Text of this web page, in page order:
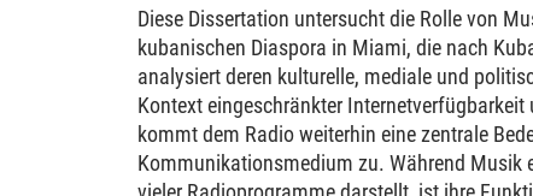
Diese Dissertation untersucht die Rolle von
kubanischen Diaspora in Miami, die nach
analysiert deren kulturelle, mediale und
Kontext eingeschränkter
kommt dem Radio weiterhin eine zentrale
Kommunikationsmedium zu. Während Musik